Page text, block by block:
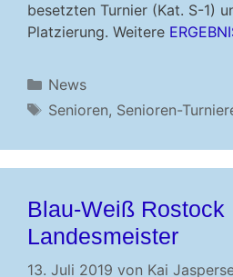
besetzten Turnier (Kat. S-1)
Platzierung. Weitere
Kategorien
News
Schlagwörter
Senioren, Senioren-
Blau-Weiß Rostock
Landesmeister
13. Juli 2019 von Kai